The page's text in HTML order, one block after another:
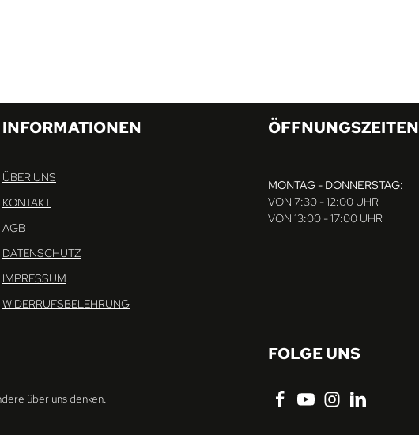
INFORMATIONEN
ÜBER UNS
KONTAKT
AGB
DATENSCHUTZ
IMPRESSUM
WIDERRUFSBELEHRUNG
ÖFFNUNGSZEITEN
MONTAG - DONNERSTAG:
VON 7:30 - 12:00 UHR
VON 13:00 - 17:00 UHR
über uns denken.
FOLGE UNS